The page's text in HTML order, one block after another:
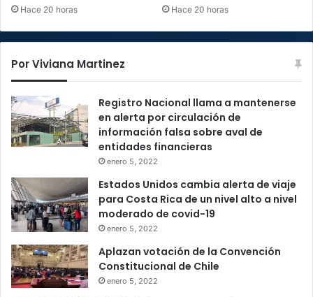
Hace 20 horas Hace 20 horas
Por Viviana Martinez
Registro Nacional llama a mantenerse
en alerta por circulación de
información falsa sobre aval de
entidades financieras
enero 5, 2022
Estados Unidos cambia alerta de viaje
para Costa Rica de un nivel alto a nivel
moderado de covid-19
enero 5, 2022
Aplazan votación de la Convención
Constitucional de Chile
enero 5, 2022